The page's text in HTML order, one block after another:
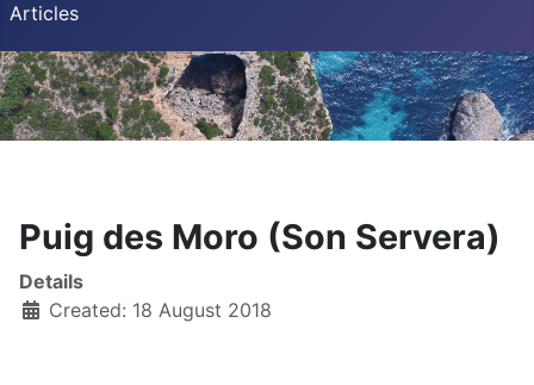
Articles
Puig des Moro (Son Servera)
Details
Created: 18 August 2018